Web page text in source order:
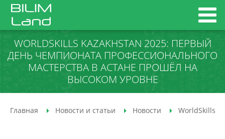
WORLDSKILLS KAZAKHSTAN 2025: ПЕРВЫЙ
ДЕНЬ ЧЕМПИОНАТА ПРОФЕССИОНАЛЬНОГО
МАСТЕРСТВА В АСТАНЕ ПРОШЁЛ НА
ВЫСОКОМ УРОВНЕ
Главная Новости и статьи Новости WorldSkills